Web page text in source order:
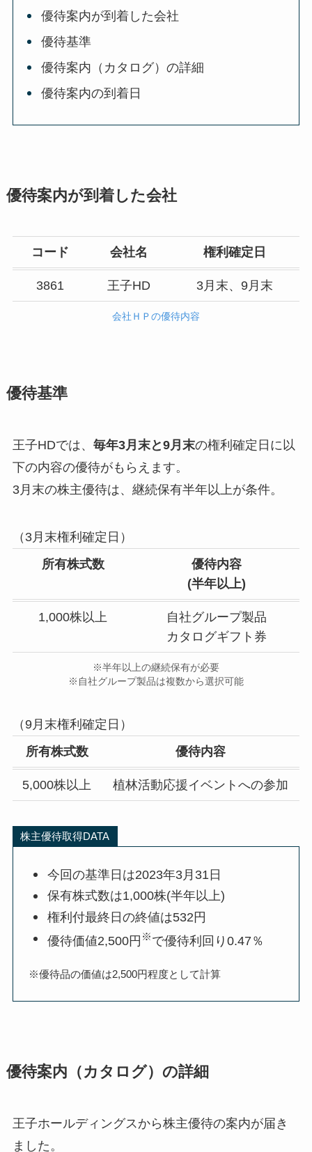
優待案内が到着した会社
優待基準
優待案内（カタログ）の詳細
優待案内の到着日
優待案内が到着した会社
コード 会社名 権利確定日
3861 王子HD 3月末、9月末
会社ＨＰの優待内容
優待基準
王子HDでは、 毎年3月末と9月末の権利確定日に以
下の内容の優待がもらえます。
3月末の株主優待は、継続保有半年以上が条件。
（3月末権利確定日）
所有株式数
優待内容
(半年以上)
1,000株以上
自社グループ製品
カタログギフト券
※半年以上の継続保有が必要
※自社グループ製品は複数から選択可能
（9月末権利確定日）
所有株式数
優待内容
5,000株以上 植林活動応援イベントへの参加
株主優待取得DATA
今回の基準日は2023年3月31日
保有株式数は1,000株(半年以上)
権利付最終日の終値は532円
優待価値2,500円 ※で優待利回り0.47％
※優待品の価値は2,500円程度として計算
優待案内（カタログ）の詳細
王子ホールディングスから株主優待の案内が届き
ました。